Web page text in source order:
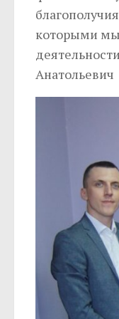
которыми мы
Анатольевич